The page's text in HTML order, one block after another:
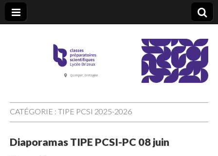
CPGE Brizeux
CATÉGORIE : TIPE PCSI 2025-2026
Diaporamas TIPE PCSI-PC 08 juin